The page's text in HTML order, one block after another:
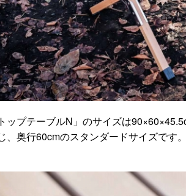
ップテーブルN」のサイズは
、奥行60cmのスタンダードサイズです